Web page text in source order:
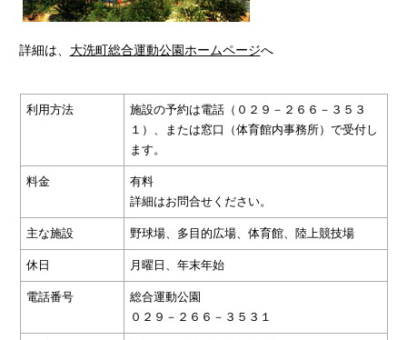
詳細は、 大洗町総合運動公園ホームページへ
利用方法
施設の予約は電話（０２９－２６６－３５３
１）、または窓口（体育館内事務所）で受付し
ます。
料金
有料
詳細はお問合せください。
主な施設 野球場、多目的広場、体育館、陸上競技場
休日 月曜日、年末年始
電話番号
総合運動公園
０２９－２６６－３５３１